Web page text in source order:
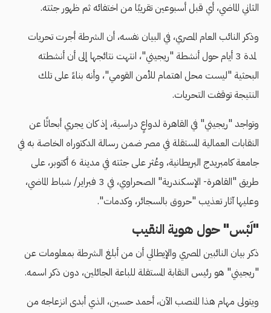
الثاني الماضي، أي قبل أسبوعين تقريبًا من اختفائه ثم ظهور جثته.
وذكر النائب العام المصري، في البيان نفسه، أن الشرطة أجرت تحريات
لمدة 3 أيام حول أنشطة "ريجيني"، انتهت نتائجها إلى أن أنشطته
البحثية "ليست محل اهتمام للأمن القومي"، وأنه بناءً على تلك
النتيجة توقفت التحريات.
وتواجد "ريجيني" في القاهرة لدواعٍ دراسية، إذ كان يجري أبحاثًا عن
النقابات العمالية المستقلة في مصر ضمن رسالة الدكتوراه الخاصة به في
جامعة كامبريدج البريطانية، وعُثر على جثته في مدينة 6 أكتوبر، على
طريق "القاهرة- الإسكندرية" الصحراوي، في 3 فبراير/ شباط الماضي،
وعليها آثار تعذيب "حروق بالسجائر، وكدمات".
"لَبْس" حول هوية النقيب
ذكر بيان النائبين المصري والإيطالي أن من أبلغ الشرطة بمعلومات عن
"ريجيني" هو رئيس النقابة المستقلة للباعة الجائلين، دون ذكر اسمه.
ويتولى مهام هذا المنصب الآن، أحمد حسين، الذي أبدى انزعاجه من